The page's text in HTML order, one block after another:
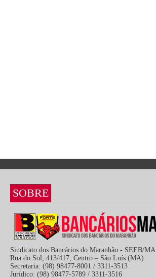
SOBRE
Sindicato dos Bancários do Maranhão - SEEB/MA
Rua do Sol, 413/417, Centro – São Luís (MA)
Secretaria: (98) 98477-8001 / 3311-3513
Jurídico: (98) 98477-5789 / 3311-3516